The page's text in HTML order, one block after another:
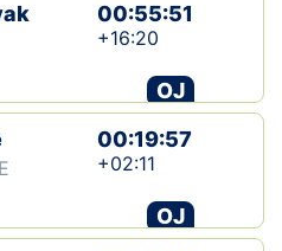
00:55:51
+16:20
OJ
00:19:57
+02:11
OJ